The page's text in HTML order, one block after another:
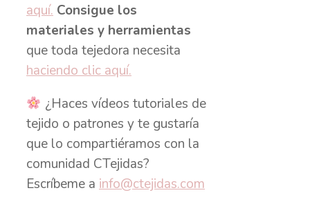
aquí. Consigue los
materiales y herramientas
que toda tejedora necesita
haciendo clic aquí.
¿Haces vídeos tutoriales de
tejido o patrones y te gustaría
que lo compartiéramos con la
comunidad CTejidas?
Escríbeme a info@ctejidas.com